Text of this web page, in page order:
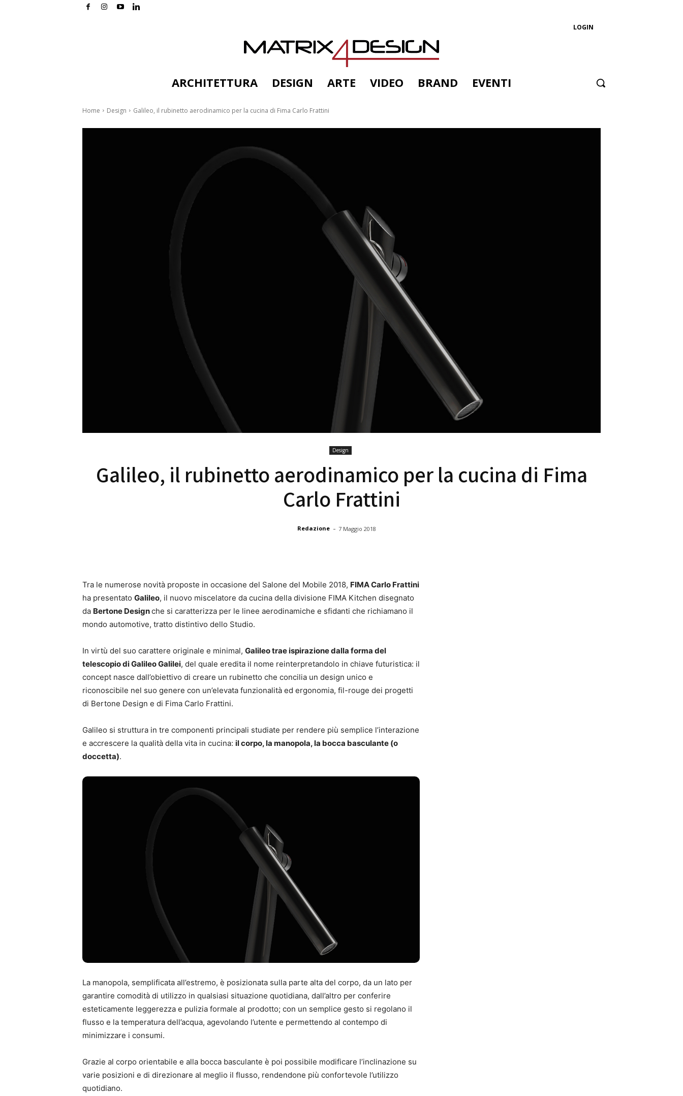
LOGIN
ARCHITETTURA DESIGN ARTE VIDEO BRAND EVENTI
Home Design Galileo, il rubinetto aerodinamico per la cucina di Fima Carlo Frattini
Design
Galileo, il rubinetto aerodinamico per la cucina di Fima
Carlo Frattini
Redazione - 7 Maggio 2018
Tra le numerose novità proposte in occasione del Salone del Mobile 2018, FIMA Carlo Frattini
ha presentato Galileo, il nuovo miscelatore da cucina della divisione FIMA Kitchen disegnato
da Bertone Designche si caratterizza per le linee aerodinamiche e sfidanti che richiamano il
mondo automotive, tratto distintivo dello Studio.
In virtù del suo carattere originale e minimal, Galileo trae ispirazione dalla forma del
telescopio di Galileo Galilei, del quale eredita il nome reinterpretandolo in chiave futuristica: il
concept nasce dall’obiettivo di creare un rubinetto che concilia un design unico e
riconoscibile nel suo genere con un’elevata funzionalità ed ergonomia, fil-rouge dei progetti
di Bertone Design e di Fima Carlo Frattini.
Galileo si struttura in tre componenti principali studiate per rendere più semplice l’interazione
e accrescere la qualità della vita in cucina: il corpo, la manopola, la bocca basculante (o
doccetta).
La manopola, semplificata all’estremo, è posizionata sulla parte alta del corpo, da un lato per
garantire comodità di utilizzo in qualsiasi situazione quotidiana, dall’altro per conferire
esteticamente leggerezza e pulizia formale al prodotto; con un semplice gesto si regolano il
flusso e la temperatura dell’acqua, agevolando l’utente e permettendo al contempo di
minimizzare i consumi.
Grazie al corpo orientabile e alla bocca basculante è poi possibile modificare l’inclinazione su
varie posizioni e di direzionare al meglio il flusso, rendendone più confortevole l’utilizzo
quotidiano.